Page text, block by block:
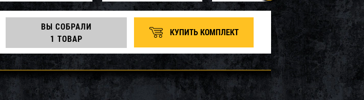
ВЫ СОБРАЛИ
1 ТОВАР
КУПИТЬ КОМПЛЕКТ